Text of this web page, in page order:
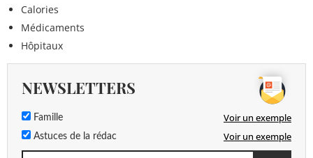
Calories
Médicaments
Hôpitaux
NEWSLETTERS
Famille Voir un exemple
Astuces de la rédac Voir un exemple